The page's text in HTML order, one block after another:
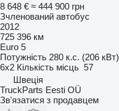
8 648 € ≈ 444 900 грн
Зчленований автобус
2012
725 396 км
Euro 5
Потужність 280 к.с. (206 кВт)
6x2 Кількість місць 57
Швеція
TruckParts Eesti OÜ
Зв'язатися з продавцем